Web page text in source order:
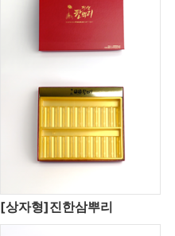
[상자형]진한삼뿌리